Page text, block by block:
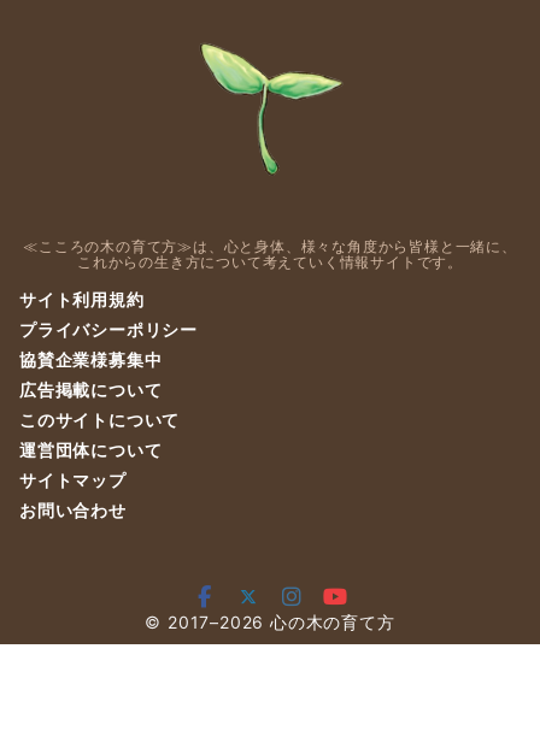
≪こころの木の育て方≫は、心と身体、様々な角度から皆様と一緒に、
これからの生き方について考えていく情報サイトです。
サイト利用規約
プライバシーポリシー
協賛企業様募集中
広告掲載について
このサイトについて
運営団体について
サイトマップ
お問い合わせ
© 2017–2026 心の木の育て方